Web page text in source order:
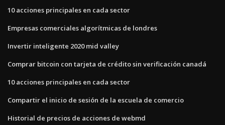
10 acciones principales en cada sector
Empresas comerciales algorítmicas de londres
Invertir inteligente 2020 mid valley
Comprar bitcoin con tarjeta de crédito sin verificación canadá
10 acciones principales en cada sector
Compartir el inicio de sesión de la escuela de comercio
Historial de precios de acciones de webmd